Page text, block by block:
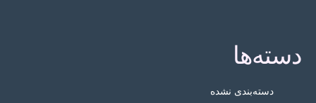
دسته‌ها
دسته‌بندی نشده